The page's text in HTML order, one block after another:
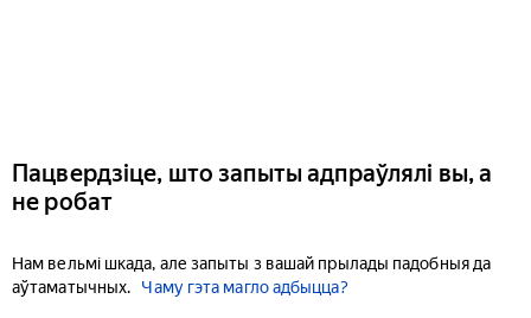
Пацвердзіце, што запыты адпраўлялі вы, а
не робат
Нам вельмі шкада, але запыты з вашай прылады падобныя да
аўтаматычных.
Чаму гэта магло адбыцца?